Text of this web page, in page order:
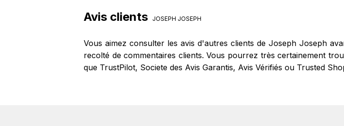
Avis clients JOSEPH JOSEPH
Vous aimez consulter les avis d'autres clients de Joseph Joseph
recolté de commentaires clients. Vous pourrez très certainement
que TrustPilot, Societe des Avis Garantis, Avis Vérifiés ou Trusted